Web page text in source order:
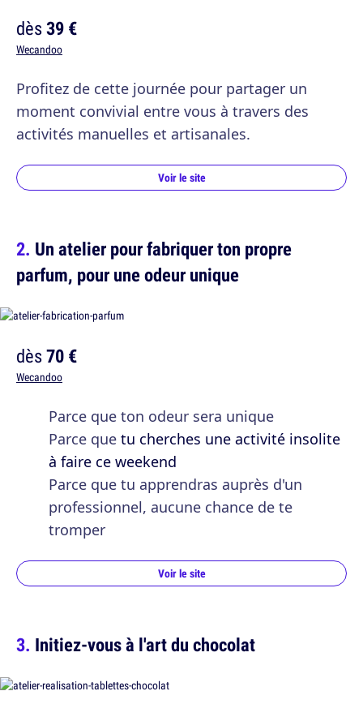
dès39 €
Wecandoo
Profitez de cette journée pour partager un
moment convivial entre vous à travers des
activités manuelles et artisanales.
Voir le site
Un atelier pour fabriquer ton propre
parfum, pour une odeur unique
dès70 €
Wecandoo
Parce que ton odeur sera unique
Parce que tu cherches une activité insolite
à faire ce weekend
Parce que tu apprendras auprès d'un
professionnel, aucune chance de te
tromper
Voir le site
Initiez-vous à l'art du chocolat